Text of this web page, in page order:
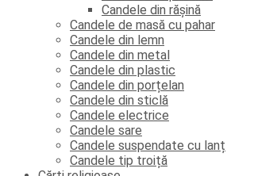
Candele din rășină
Candele de masă cu pahar
Candele din lemn
Candele din metal
Candele din plastic
Candele din porțelan
Candele din sticlă
Candele electrice
Candele sare
Candele suspendate cu lanț
Candele tip troiță